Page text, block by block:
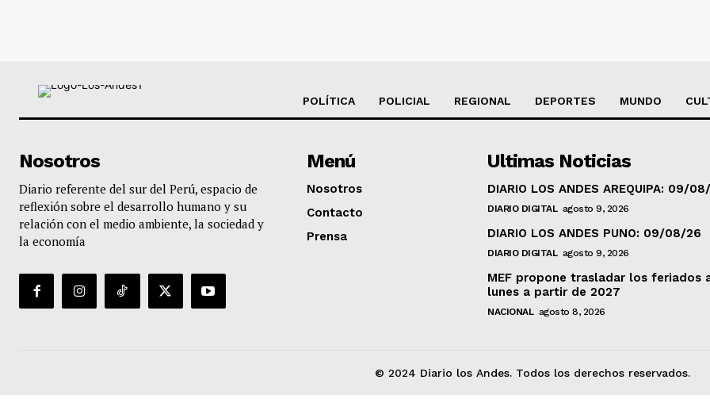
POLÍTICA POLICIAL REGIONAL DEPORTES MUNDO
Nosotros
Diario referente del sur del Perú, espacio de
reflexión sobre el desarrollo humano y su
relación con el medio ambiente, la sociedad y
la economía
Menú
Nosotros
Contacto
Prensa
Ultimas Noticias
DIARIO LOS ANDES AREQUIPA: 09/
DIARIO DIGITAL agosto 9, 2026
DIARIO LOS ANDES PUNO: 09/08/26
DIARIO DIGITAL agosto 9, 2026
MEF propone trasladar los feriados
lunes a partir de 2027
NACIONAL agosto 8, 2026
© 2024 Diario los Andes. Todos los derechos reservados.